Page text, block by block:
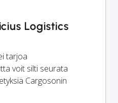
Logistics
tarjoa
voit silti seurata
Cargosonin